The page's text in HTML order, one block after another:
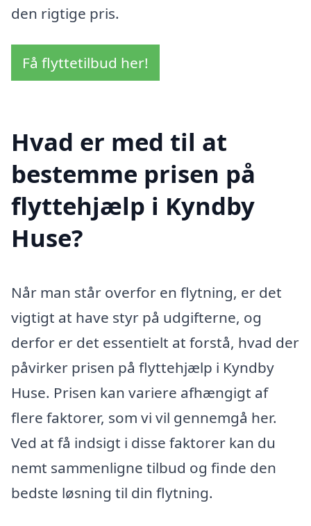
den rigtige pris.
Få flyttetilbud her!
Hvad er med til at
bestemme prisen på
flyttehjælp i Kyndby
Huse?
Når man står overfor en flytning, er det
vigtigt at have styr på udgifterne, og
derfor er det essentielt at forstå, hvad der
påvirker prisen på flyttehjælp i Kyndby
Huse. Prisen kan variere afhængigt af
flere faktorer, som vi vil gennemgå her.
Ved at få indsigt i disse faktorer kan du
nemt sammenligne tilbud og finde den
bedste løsning til din flytning.